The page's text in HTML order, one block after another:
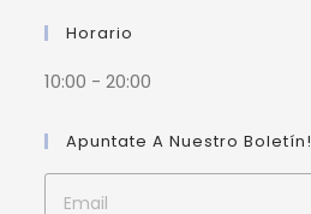
Horario
10:00 - 20:00
Apuntate A Nuestro Boletín!